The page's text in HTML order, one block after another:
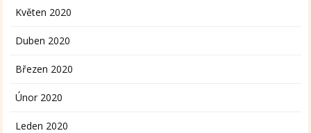
Květen 2020
Duben 2020
Březen 2020
Únor 2020
Leden 2020